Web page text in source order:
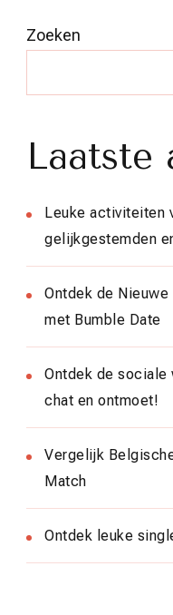
Zoeken
Laatste
Leuke activiteiten
gelijkgestemden
Ontdek de Nieuwe
met Bumble Date
Ontdek de sociale
chat en ontmoet!
Vergelijk
Match
Ontdek leuke